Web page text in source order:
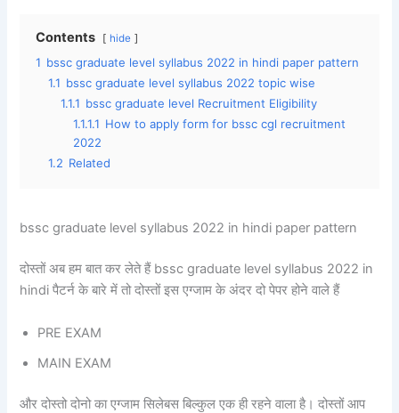
Contents hide
1 bssc graduate level syllabus 2022 in hindi paper pattern
1.1 bssc graduate level syllabus 2022 topic wise
1.1.1 bssc graduate level Recruitment Eligibility
1.1.1.1 How to apply form for bssc cgl recruitment
2022
1.2 Related
bssc graduate level syllabus 2022 in hindi paper pattern
दोस्तों अब हम बात कर लेते हैं bssc graduate level syllabus 2022 in
hindi पैटर्न के बारे में तो दोस्तों इस एग्जाम के अंदर दो पेपर होने वाले हैं
PRE EXAM
MAIN EXAM
और दोस्तो दोनो का एग्जाम सिलेबस बिल्कुल एक ही रहने वाला है। दोस्तों आप